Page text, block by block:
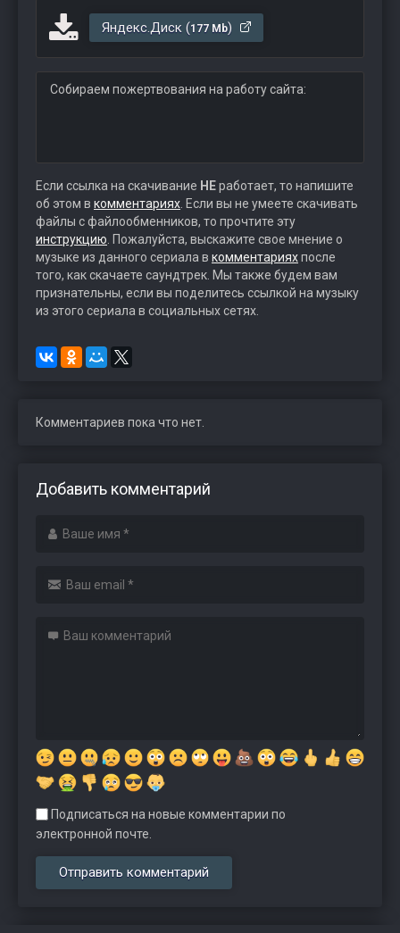
Яндекс.Диск (177 Mb)
Собираем пожертвования на работу сайта:
Если ссылка на скачивание НЕработает, то напишите
об этом в комментариях . Если вы не умеете скачивать
файлы с файлообменников, то прочтите эту
инструкцию . Пожалуйста, выскажите свое мнение о
музыке из данного сериала в комментарияхпосле
того, как скачаете саундтрек. Мы также будем вам
признательны, если вы поделитесь ссылкой на музыку
из этого сериала в социальных сетях.
Комментариев пока что нет.
Добавить комментарий
Подписаться на новые комментарии по
электронной почте.